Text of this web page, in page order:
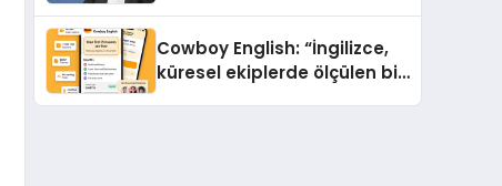
Cowboy English: “İngilizce,
küresel ekiplerde ölçülen bir